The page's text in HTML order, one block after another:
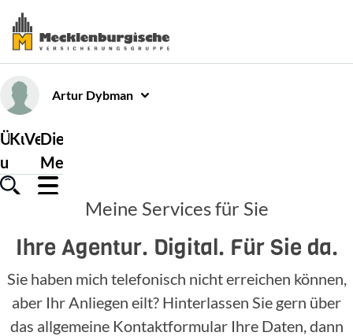
Artur Dybman
Über
uns
Kundenservice
Versicherungen
Die
Mecklenburgische
Meine Services für Sie
Ihre Agentur. Digital. Für Sie da.
Sie haben mich telefonisch nicht erreichen können,
aber Ihr Anliegen eilt? Hinterlassen Sie gern über
das allgemeine Kontaktformular Ihre Daten, dann